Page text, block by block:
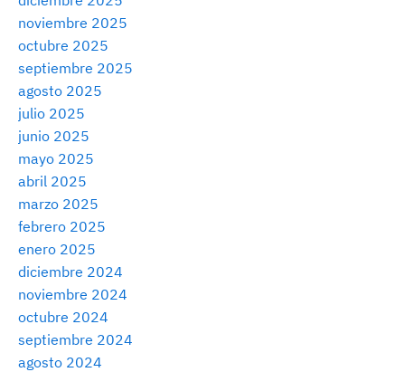
noviembre 2025
octubre 2025
septiembre 2025
agosto 2025
julio 2025
junio 2025
mayo 2025
abril 2025
marzo 2025
febrero 2025
enero 2025
diciembre 2024
noviembre 2024
octubre 2024
septiembre 2024
agosto 2024